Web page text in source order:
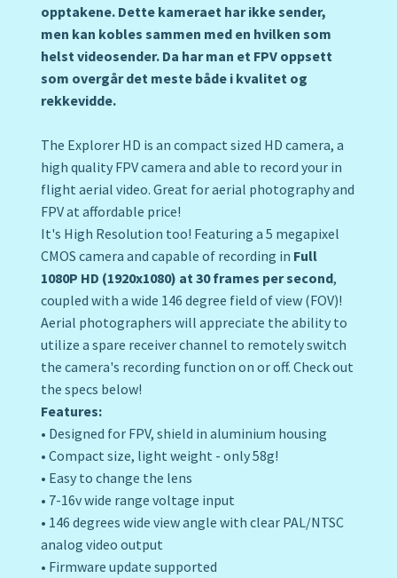
opptakene. Dette kameraet har ikke sender,
men kan kobles sammen med en hvilken som
helst videosender. Da har man et FPV oppsett
som overgår det meste både i kvalitet og
rekkevidde.
The Explorer HD is an compact sized HD camera, a
high quality FPV camera and able to record your in
flight aerial video. Great for aerial photography and
FPV at affordable price!
It's High Resolution too! Featuring a 5 megapixel
CMOS camera and capable of recording in Full
1080P HD (1920x1080) at 30 frames per second,
coupled with a wide 146 degree field of view (FOV)!
Aerial photographers will appreciate the ability to
utilize a spare receiver channel to remotely switch
the camera's recording function on or off. Check out
the specs below!
Features:
• Designed for FPV, shield in aluminium housing
• Compact size, light weight - only 58g!
• Easy to change the lens
• 7-16v wide range voltage input
• 146 degrees wide view angle with clear PAL/NTSC
analog video output
• Firmware update supported